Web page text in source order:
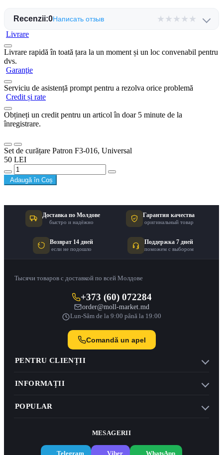
Recenzii:0Написать отзыв ★ ★ ★ ★ ★
Livrare
Livrare rapidă în toată țara la un moment și un loc convenabil pentru
dvs.
Garanţie
Serviciu de asistență prompt pentru a rezolva orice problemă
Credit și rate
Obțineți un credit pentru un articol în doar 5 minute de la
înregistrare.
Set de curățare Patron F3-016, Universal
50 LEI
Adaugă în Coș
Доставка по Молдове
быстро и надёжно
Гарантия качества
оригинальный товар
Возврат 14 дней
если не подошло
Поддержка 7 дней
поможем с выбором
Тысячи товаров с доставкой по всей Молдове
+373 (60) 072284
order@moll-market.md
Lun-Sâm de la 9:00 până la 19:00
Comandă un apel
PENTRU CLIENȚII
INFORMAȚII
POPULAR
MESAGERII
Telegram Viber WhatsApp